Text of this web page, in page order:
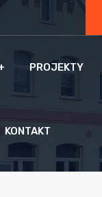
PROJEKTY
KONTAKT